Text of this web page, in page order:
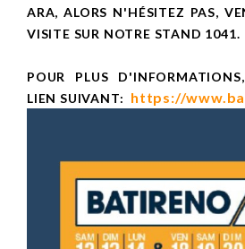
ARA,ALORS N'HÉSITEZ PAS,
VISITE SUR NOTRE STAND 1041.
POUR PLUS
LIEN SUIVANT: https://